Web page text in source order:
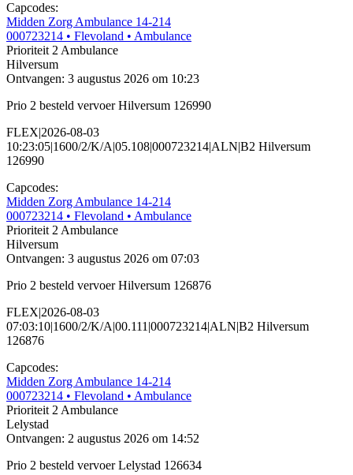
Capcodes:
Midden Zorg Ambulance 14-214
000723214 • Flevoland • Ambulance
Prioriteit 2 Ambulance
Hilversum
Ontvangen: 3 augustus 2026 om 10:23
Prio 2 besteld vervoer Hilversum 126990
FLEX|2026-08-03
10:23:05|1600/2/K/A|05.108|000723214|ALN|B2 Hilversum
126990
Capcodes:
Midden Zorg Ambulance 14-214
000723214 • Flevoland • Ambulance
Prioriteit 2 Ambulance
Hilversum
Ontvangen: 3 augustus 2026 om 07:03
Prio 2 besteld vervoer Hilversum 126876
FLEX|2026-08-03
07:03:10|1600/2/K/A|00.111|000723214|ALN|B2 Hilversum
126876
Capcodes:
Midden Zorg Ambulance 14-214
000723214 • Flevoland • Ambulance
Prioriteit 2 Ambulance
Lelystad
Ontvangen: 2 augustus 2026 om 14:52
Prio 2 besteld vervoer Lelystad 126634